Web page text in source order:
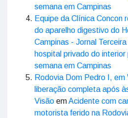
semana em Campinas
Equipe da Clínica Concon
do aparelho digestivo do
Campinas - Jornal
hospital privado do
semana em Campinas
Rodovia Dom Pedro I, em
liberação completa após
Visão emAcidente com
motorista ferido na